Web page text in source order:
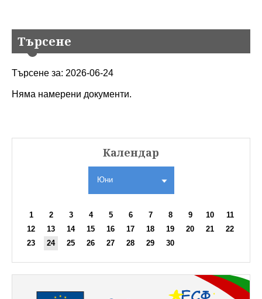
Търсене
Търсене за: 2026-06-24
Няма намерени документи.
Календар
Юни
1 2 3 4 5 6 7 8 9 10
11
12
13 14 15 16 17 18 19 20 21
22
23
24 25 26 27 28 29 30